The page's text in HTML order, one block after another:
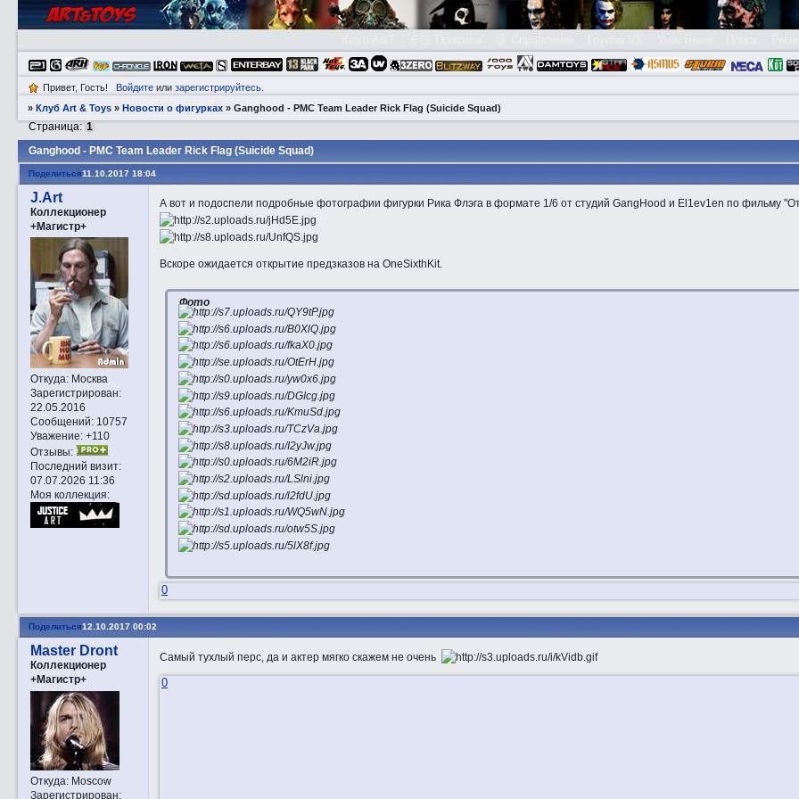
Привет, Гость! Войдитеили зарегистрируйтесь.
»Клуб Art & Toys »­Новости о фигурках »Ganghood - PMC Team Leader Rick Flag (Suicide Squad)
Ganghood - PMC Team Leader Rick Flag (Suicide Squad)
Страница: 1
Поделиться11.10.2017 18:04
J.Art
Коллекционер
+Магистр+
Откуда:Москва
Зарегистрирован:
22.05.2016
Сообщений:10757
Уважение: +110
Отзывы:
Последний визит:
07.07.2026 11:36
Моя коллекция:
А вот и подоспели подробные фотографии фигурки Рика Флэга в формате 1/6 от студий GangHood и El1ev1en по фильму
Вскоре ожидается открытие предзказов на OneSixthKit.
Фото
0
Поделиться12.10.2017 00:02
Master Dront
Коллекционер
+Магистр+
Откуда:Moscow
Зарегистрирован:
Самый тухлый перс, да и актер мягко скажем не очень
0